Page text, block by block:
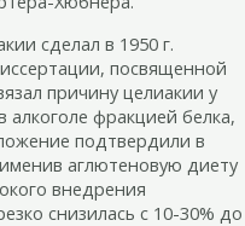
сделал в 1950 г.
посвященной
причину целиакии у
фракцией белка,
подтвердили в
аглютеновую диету
внедрения
снизилась с 10-30% до